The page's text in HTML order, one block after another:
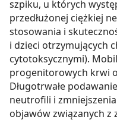
szpiku, u których
przedłużonej ciężkiej
stosowania i
i dzieci otrzymujących
cytotoksycznymi).
progenitorowych krwi
Długotrwałe
neutrofili i
objawów związanych z